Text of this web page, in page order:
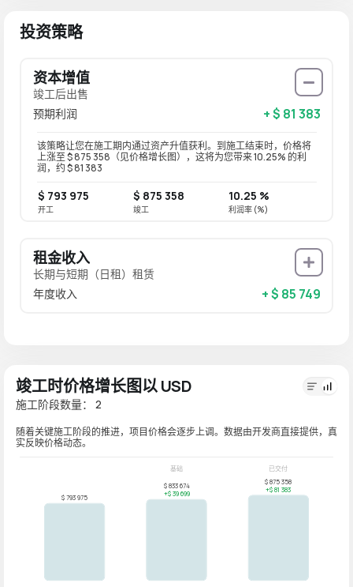
投资策略
资本增值
竣工后出售
预期利润
+ $ 81 383
该策略让您在施工期内通过资产升值获利。到施工结束时，价格将
上涨至 $ 875 358（见价格增长图），这将为您带来 10.25% 的利
润，约 $ 81 383
$ 793 975
开工
$ 875 358
竣工
10.25 %
利润率 (%)
租金收入
长期与短期（日租）租赁
年度收入
+ $ 85 749
竣工时价格增长图以 USD
施工阶段数量： 2
随着关键施工阶段的推进，项目价格会逐步上调。数据由开发商直接提供，真
实反映价格动态。